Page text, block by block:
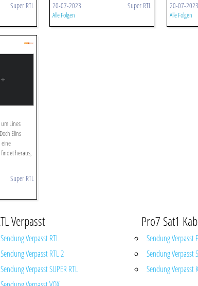
Super RTL 20-07-2023 Super RTL
Alle Folgen
20-07-2023
Alle Folgen
Lines
Elins
heraus,
Super RTL
Verpasst
Sendung Verpasst RTL
Sendung Verpasst RTL 2
Sendung Verpasst SUPER RTL
Pro7 Sat1
Sendung Verpasst
Sendung Verpasst
Sendung Verpasst